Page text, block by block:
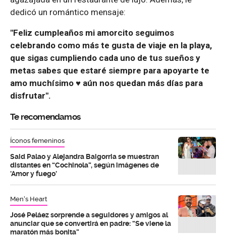
dedicó un romántico mensaje:
"Feliz cumpleaños mi amorcito seguimos
celebrando como más te gusta de viaje en la playa,
que sigas cumpliendo cada uno de tus sueños y
metas sabes que estaré siempre para apoyarte te
amo muchísimo ♥️ aún nos quedan más días para
disfrutar".
Te recomendamos
Íconos femeninos
Said Palao y Alejandra Baigorria se muestran
distantes en “Cochinola”, según imágenes de
'Amor y fuego'
Men's Heart
José Peláez sorprende a seguidores y amigos al
anunciar que se convertirá en padre: “Se viene la
maratón más bonita”